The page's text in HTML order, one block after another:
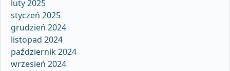
luty 2025
styczeń 2025
grudzień 2024
listopad 2024
październik 2024
wrzesień 2024